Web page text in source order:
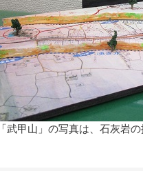
武甲山」の写真は、石灰岩の